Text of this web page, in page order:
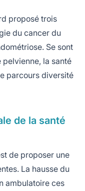
proposé trois
du cancer du
Se sont
la santé
parcours diversité
de la santé
de proposer une
La hausse du
ambulatoire ces